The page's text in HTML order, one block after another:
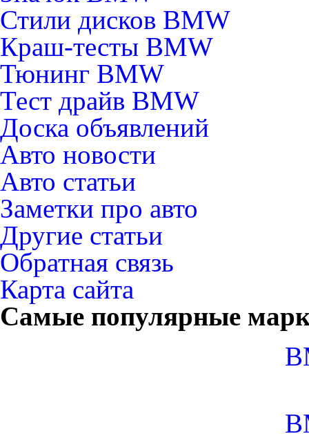
Стили дисков BMW
Краш-тесты BMW
Тюнинг BMW
Тест драйв BMW
Доска объявлений
Авто новости
Авто статьи
Заметки про авто
Другие статьи
Обратная связь
Карта сайта
Самые популярные